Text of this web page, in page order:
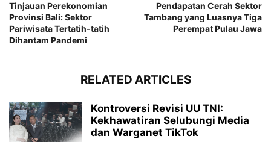
Tinjauan Perekonomian
Provinsi Bali: Sektor
Pariwisata Tertatih-tatih
Dihantam Pandemi
Pendapatan Cerah Sektor
Tambang yang Luasnya Tiga
Perempat Pulau Jawa
RELATED ARTICLES
Kontroversi Revisi UU TNI:
Kekhawatiran Selubungi Media
dan Warganet TikTok